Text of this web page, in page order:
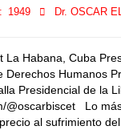
1949
Dr. OSCAR
La Habana, Cuba
Derechos Humanos
Presidencial de la
@oscarbiscet Lo
al sufrimiento